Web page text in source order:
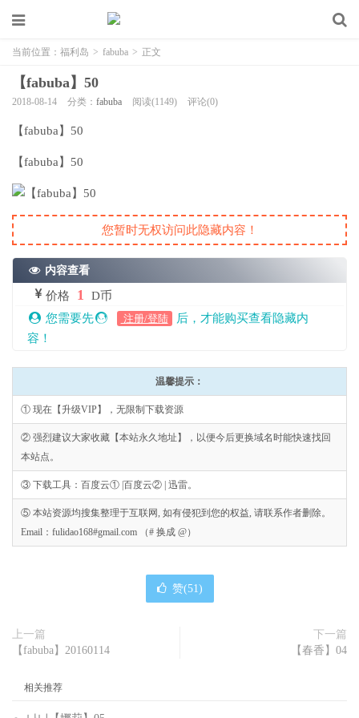
当前位置： 福利岛 > fabuba > 正文
【fabuba】50
2018-08-14 分类： fabuba 阅读(1149) 评论(0)
【fabuba】50
【fabuba】50
您暂时无权访问此隐藏内容！
内容查看
价格 1
D币
您需要先
注册/登陆
后，才能购买查看隐藏内
容！
温馨提示：
① 现在【升级VIP】，无限制下载资源
② 强烈建议大家收藏【本站永久地址】，以便今后更换域名时能快速找回
本站点。
③ 下载工具：百度云① |百度云② | 迅雷。
⑤ 本站资源均搜集整理于互联网, 如有侵犯到您的权益, 请联系作者删除。
Email：fulidao168#gmail.com （# 换成 @）
赞(51)
上一篇
【fabuba】20160114
下一篇
【春香】04
相关推荐